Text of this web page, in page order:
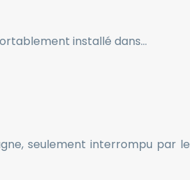
installé dans…
seulement interrompu par le